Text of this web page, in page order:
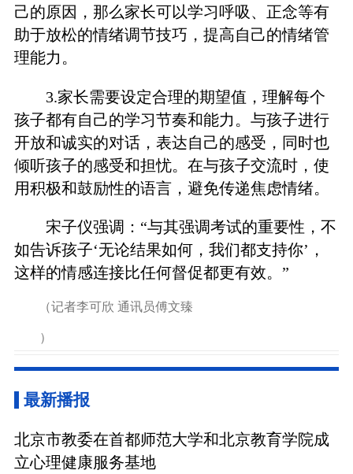
己的原因，那么家长可以学习呼吸、正念等有
助于放松的情绪调节技巧，提高自己的情绪管
理能力。
3.家长需要设定合理的期望值，理解每个
孩子都有自己的学习节奏和能力。与孩子进行
开放和诚实的对话，表达自己的感受，同时也
倾听孩子的感受和担忧。在与孩子交流时，使
用积极和鼓励性的语言，避免传递焦虑情绪。
宋子仪强调：“与其强调考试的重要性，不
如告诉孩子‘无论结果如何，我们都支持你’，
这样的情感连接比任何督促都更有效。”
（记者李可欣 通讯员傅文臻
）
最新播报
北京市教委在首都师范大学和北京教育学院成
立心理健康服务基地